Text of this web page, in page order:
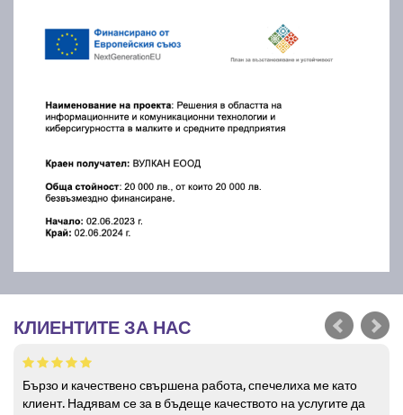
КЛИЕНТИТЕ ЗА НАС
Бързо и качествено свършена работа, спечелиха ме като
клиент. Надявам се за в бъдеще качеството на услугите да